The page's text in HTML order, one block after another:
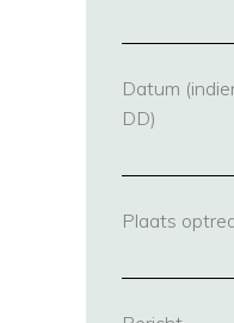
Datum
DD)
Plaats